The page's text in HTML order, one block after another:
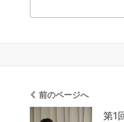
前のページへ
第1